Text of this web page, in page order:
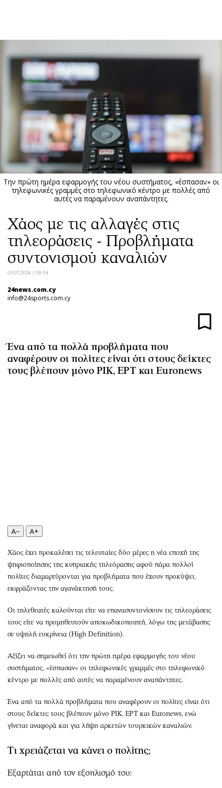
ΚΑΤΗΓΟΡΙΕΣ ΣΥΝΔΕΣΗ
Κύπρος
Παιδεία
Υγεία
Πολιτική
Βουλευτικές 2026
Εκλογές 2024
Προεδρικές 2023
Δημοσκοπήσεις
Διπλωματία
Αθλητισμός
Κύπρος
Ελλάδα
Διεθνή
Κληρώσεις Allwyn
Οικονομική
Επιχειρήσεις
Αγορές
Money Review
Θέατρο-Χορός
Μουσική
Εικαστικά
Βιβλίο
Χειρόγραφα
Απόψεις
Αρθρογραφία
The Hill
Υγεία
Αγγελίες
Ενοικιάζονται
Πωλούνται
Ζητούν εργασία
Θέσεις εργασίας
Geek
Νέα
Κινητά-tablets
Γενικά
Αναδρομές
Πρόσωπα
Uncut
Προσφορές
Προσωπικότητες στην ''Κ''
Την πρώτη ημέρα εφαρμογής του νέου συστήματος, «έσπασαν» οι
τηλεφωνικές γραμμές στο τηλεφωνικό κέντρο με πολλές από
αυτές να παραμένουν αναπάντητες.
Χάος με τις αλλαγές στις
τηλεοράσεις - Προβλήματα
συντονισμού καναλιών
03.07.2026 | 08:54
24news.com.cy
info@24sports.com.cy
Ένα από τα πολλά προβλήματα που
αναφέρουν οι πολίτες είναι ότι στους δείκτες
τους βλέπουν μόνο ΡΙΚ, ΕΡΤ και Euronews
A− A+
Χάος έχει προκαλέσει τις τελευταίες δύο μέρες η νέα εποχή της
ψηφιοποίησης της κυπριακής τηλεόρασης αφού πάρα πολλοί
πολίτες διαμαρτύρονται για προβλήματα που έχουν προκύψει,
εκφράζοντας την αγανάκτησή τους.
Οι τηλεθεατές καλούνται είτε να επανασυντονίσουν τις τηλεοράσεις
τους είτε να προμηθευτούν αποκωδικοποιητή, λόγω της μετάβασης
σε υψηλή ευκρίνεια (High Definition).
Αξίζει να σημειωθεί ότι την πρώτη ημέρα εφαρμογής του νέου
συστήματος, «έσπασαν» οι τηλεφωνικές γραμμές στο τηλεφωνικό
κέντρο με πολλές από αυτές να παραμένουν αναπάντητες.
Ένα από τα πολλά προβλήματα που αναφέρουν οι πολίτες είναι ότι
στους δείκτες τους βλέπουν μόνο ΡΙΚ, ΕΡΤ και Euronews, ενώ
γίνεται αναφορά και για λήψη αρκετών τουρκικών καναλιών.
Τι χρειάζεται να κάνει ο πολίτης;
Εξαρτάται από τον εξοπλισμό του: